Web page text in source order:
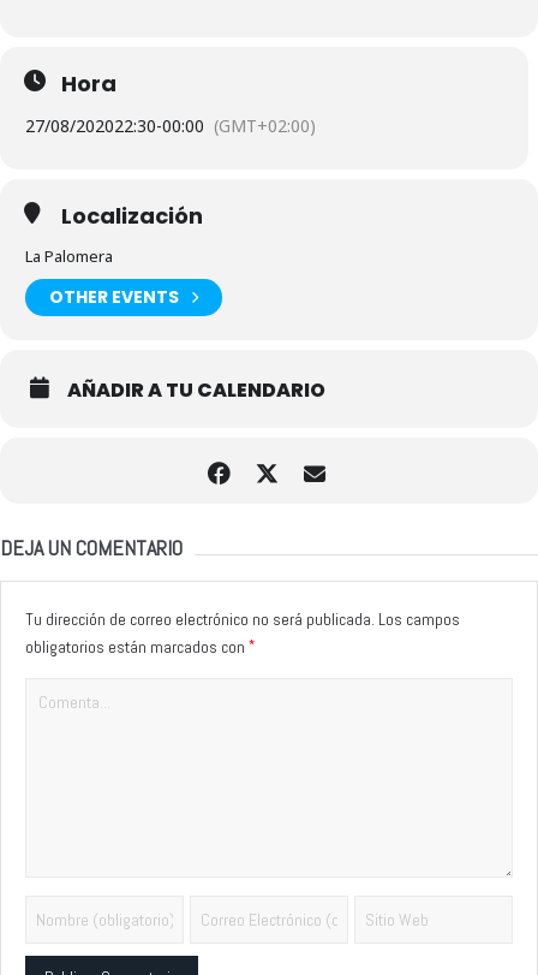
Hora
27/08/202022:30-00:00 (GMT+02:00)
Localización
La Palomera
OTHER EVENTS
AÑADIR A TU CALENDARIO
DEJA UN COMENTARIO
Tu dirección de correo electrónico no será publicada. Los campos
obligatorios están marcados con *